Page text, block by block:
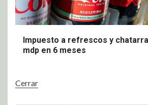
Impuesto a refrescos y
mdp en 6 meses
Cerrar